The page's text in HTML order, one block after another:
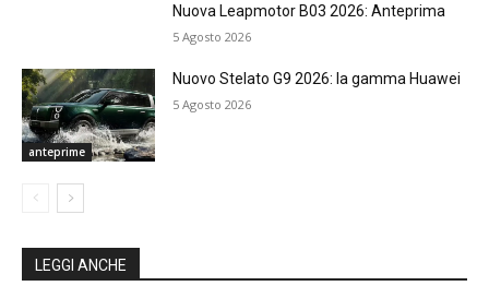
Nuova Leapmotor B03 2026: Anteprima
5 Agosto 2026
anteprime
Nuovo Stelato G9 2026: la gamma Huawei
5 Agosto 2026
LEGGI ANCHE